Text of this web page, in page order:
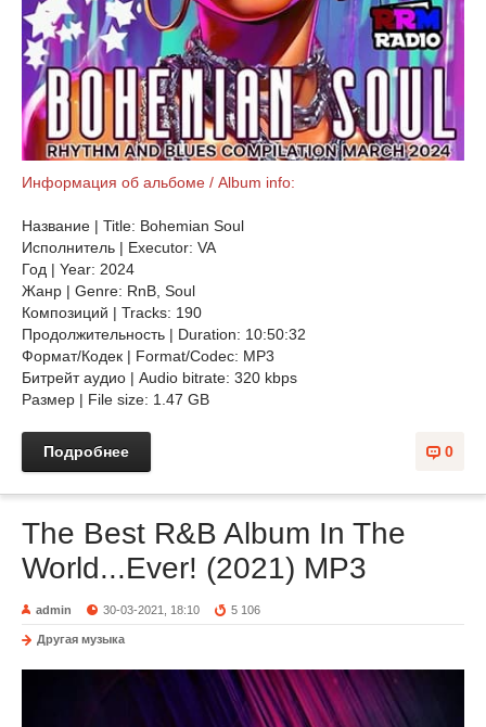
Информация об альбоме / Album info:
Название | Title: Bohemian Soul
Исполнитель | Executor: VA
Год | Year: 2024
Жанр | Genre: RnB, Soul
Композиций | Tracks: 190
Продолжительность | Duration: 10:50:32
Формат/Кодек | Format/Codec: MP3
Битрейт аудио | Audio bitrate: 320 kbps
Размер | File size: 1.47 GB
0
Подробнее
The Best R&B Album In The
World...Ever! (2021) MP3
admin 30-03-2021, 18:10 5 106
Другая музыка